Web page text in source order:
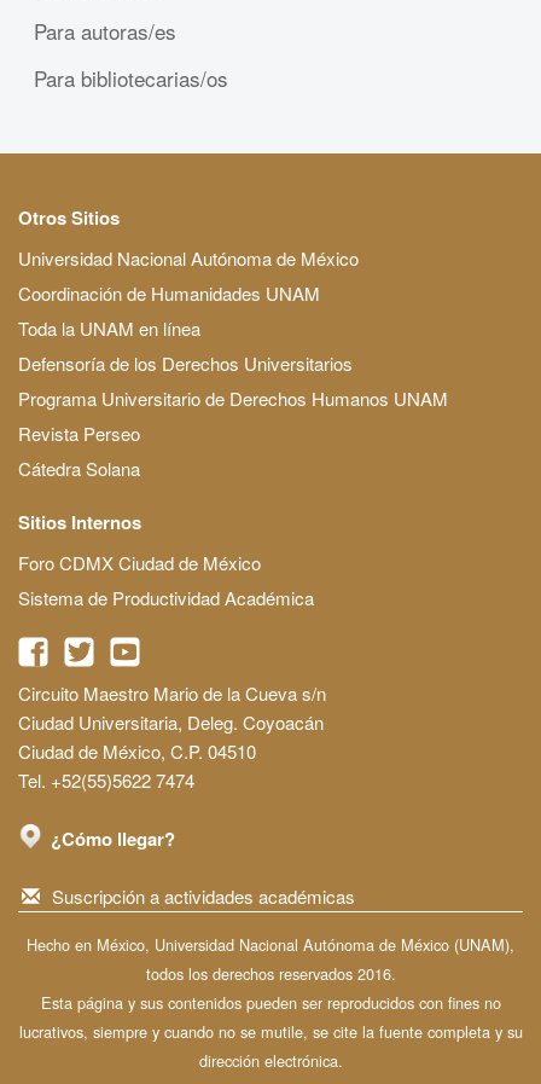
Para autoras/es
Para bibliotecarias/os
Otros Sitios
Universidad Nacional Autónoma de México
Coordinación de Humanidades UNAM
Toda la UNAM en línea
Defensoría de los Derechos Universitarios
Programa Universitario de Derechos Humanos UNAM
Revista Perseo
Cátedra Solana
Sitios Internos
Foro CDMX Ciudad de México
Sistema de Productividad Académica
Circuito Maestro Mario de la Cueva s/n
Ciudad Universitaria, Deleg. Coyoacán
Ciudad de México, C.P. 04510
Tel. +52(55)5622 7474
¿Cómo llegar?
Suscripción a actividades académicas
Hecho en México, Universidad Nacional Autónoma de México (UNAM),
todos los derechos reservados 2016.
Esta página y sus contenidos pueden ser reproducidos con fines no
lucrativos, siempre y cuando no se mutile, se cite la fuente completa y su
dirección electrónica.